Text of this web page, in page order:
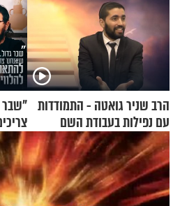
הרב שניר גואטה - התמודדות
עם נפילות בעבודת השם
"שבר
וגד